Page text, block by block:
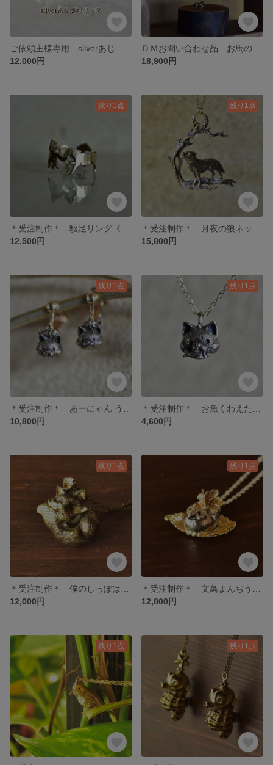
12,000円
18,900円
残り1点
12,500円
残り1点
15,800円
残り1点
10,800円
残り1点
4,600円
残り1点
12,000円
残り1点
12,800円
残り1点 残り1点